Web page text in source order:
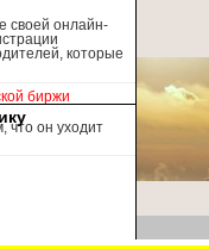
своей онлайн-
которые
биржи
что он уходит